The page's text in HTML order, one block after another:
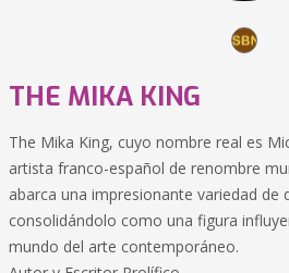
THE MIKA KING
The Mika King, cuyo nombre real es
artista franco-español de renombre
abarca una impresionante variedad de
consolidándolo como una figura
mundo del arte contemporáneo.